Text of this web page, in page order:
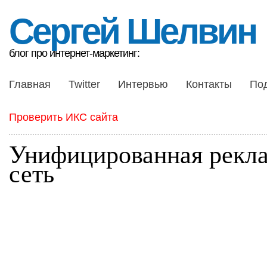
Сергей Шелвин
блог про интернет-маркетинг:
Главная Twitter Интервью Контакты
Проверить ИКС сайта
Унифицированная
сеть